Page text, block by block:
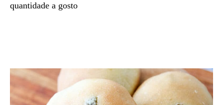
quantidade a gosto